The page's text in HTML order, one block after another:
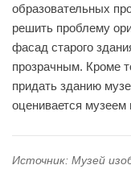
образовательных
решить проблему
фасад старого
прозрачным. Кроме
придать зданию
оценивается музеем
Источник: Музей